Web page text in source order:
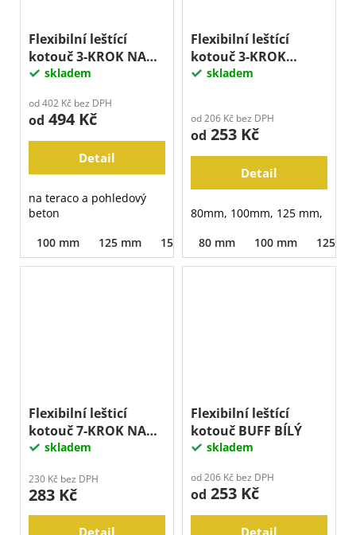
Flexibilní leštící
kotouč 3-KROK NA
TERACO A BETON
skladem
od 402 Kč bez DPH
od 494 Kč
Detail
na teraco a pohledový
beton
100 mm
125 mm 150 mm 180 mm 250 mm
Flexibilní leštící
kotouč 3-KROK
PREMIUM
skladem
od 206 Kč bez DPH
od 253 Kč
Detail
80mm, 100mm, 125 mm,
80 mm
100 mm 125
Flexibilní lešticí
kotouč 7-KROK NA
KERAMIKU
skladem
230 Kč bez DPH
283 Kč
Flexibilní leštící
kotouč BUFF BÍLÝ
skladem
od 206 Kč bez DPH
od 253 Kč